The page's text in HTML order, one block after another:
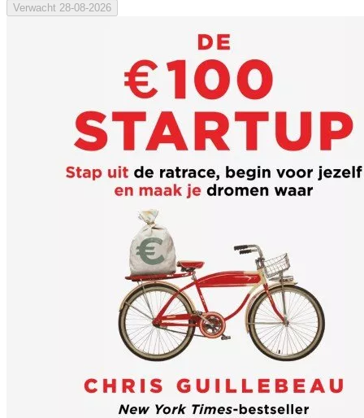
Verwacht 28-08-2026